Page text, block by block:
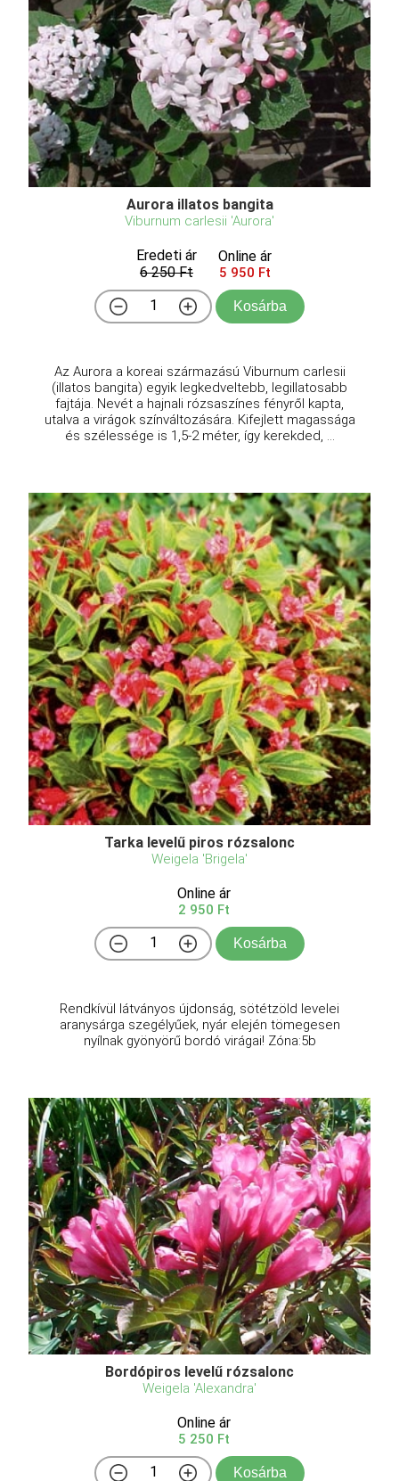
Aurora illatos bangita
Viburnum carlesii 'Aurora'
Eredeti ár
6 250 Ft
Online ár
5 950 Ft
Kosárba
Az Aurora a koreai származású Viburnum carlesii
(illatos bangita) egyik legkedveltebb, legillatosabb
fajtája. Nevét a hajnali rózsaszínes fényről kapta,
utalva a virágok színváltozására. Kifejlett magassága
és szélessége is 1,5-2 méter, így kerekded, ...
Tarka levelű piros rózsalonc
Weigela 'Brigela'
Online ár
2 950 Ft
Kosárba
Rendkívül látványos újdonság, sötétzöld levelei
aranysárga szegélyűek, nyár elején tömegesen
nyílnak gyönyörű bordó virágai! Zóna:5b
Bordópiros levelű rózsalonc
Weigela 'Alexandra'
Online ár
5 250 Ft
Kosárba